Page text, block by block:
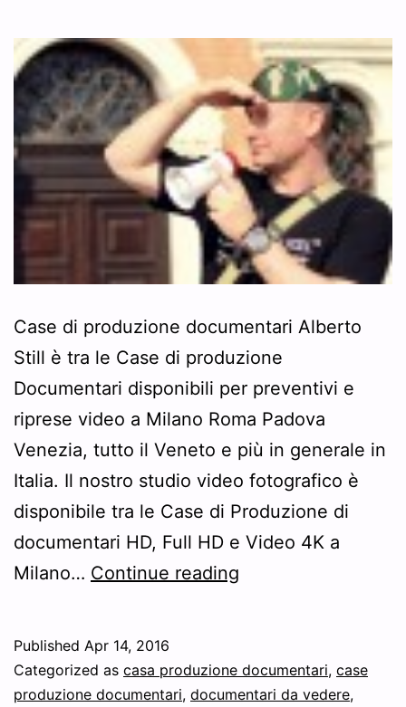
Case di produzione documentari Alberto
Still è tra le Case di produzione
Documentari disponibili per preventivi e
riprese video a Milano Roma Padova
Venezia, tutto il Veneto e più in generale in
Italia. Il nostro studio video fotografico è
disponibile tra le Case di Produzione di
documentari HD, Full HD e Video 4K a
Milano… Continue reading
documentari
e
Published Apr 14, 2016
Categorized as casa produzione documentari, case
produzione documentari, documentari da vedere,